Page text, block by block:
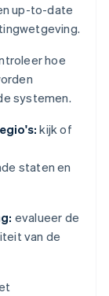
up-to-date
hoe
systemen.
kijk of
staten en
evalueer de
van de